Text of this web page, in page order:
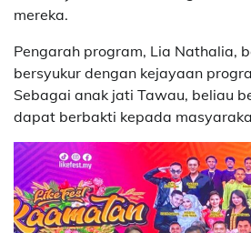
mereka.
Pengarah program, Lia Nathalia,
bersyukur dengan kejayaan
Sebagai anak jati Tawau, beliau
dapat berbakti kepada